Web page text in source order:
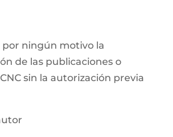
por ningún motivo la
de las publicaciones o
sin la autorización previa